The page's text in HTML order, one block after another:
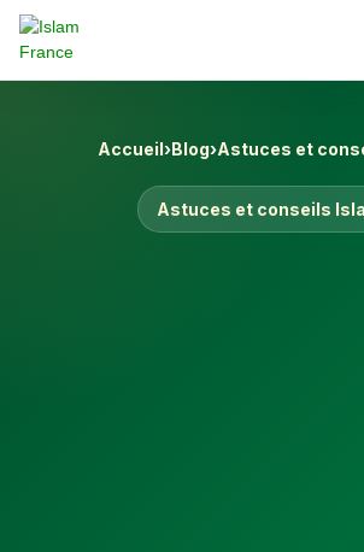
Accueil›Blog›Astuces et
Astuces et conseils